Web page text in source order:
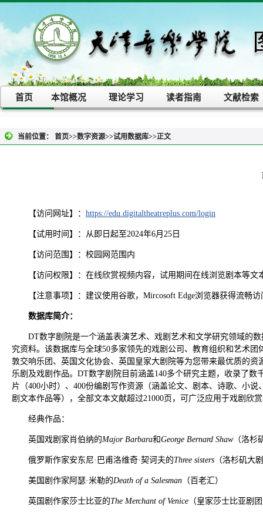
首页 本馆概况 理论学习 读者指南 文献检索
当前位置： 首页>>数字资源>>试用数据库>>正文
【访问网址】： https://edu.digitaltheatreplus.com/login
【试用时间】：从即日起至2024年6月25日
【访问范围】：校园网范围内
【访问权限】：在线欣赏视频内容，试用期间在线浏览剧本等
【注意事项】：建议使用谷歌，Mircosoft Edge浏览器获得流畅
数据库简介：
DT数字剧院是一个涵盖表演艺术、戏剧艺术和文学研究领域的
究资料。该数据库与全球50多家领先的戏剧公司、教育组织和艺术
敦交响乐团、英国文化协会、英国皇家大剧院等为您带来最优质的
乐剧及戏剧作品。DT数字剧院目前涵盖140多个研究主题，收录了
片（400小时）、400份编剧写作资源（涵盖论文、剧本、诗歌、小
剧文本作品等），全部文本文献超过21000页，可广泛应用于戏剧欣
经典作品：
英国戏剧家肖伯纳的Major Barbara和George Bernard Shaw（洛杉
俄罗斯作家安东尼·巴甫洛维奇·契诃夫的Three sisters （洛杉矶大
美国剧作家阿瑟·米勒的Death of a Salesman （百老汇）
英国剧作家莎士比亚的The Merchant of Venice （皇家莎士比亚剧